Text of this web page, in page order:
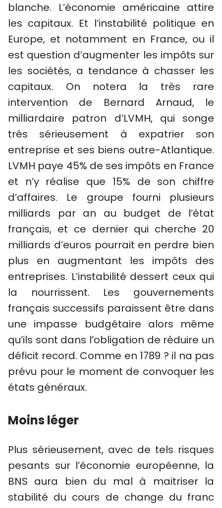
blanche. L’économie américaine attire
les capitaux. Et l’instabilité politique en
Europe, et notamment en France, ou il
est question d’augmenter les impôts sur
les sociétés, a tendance à chasser les
capitaux. On notera la très rare
intervention de Bernard Arnaud, le
milliardaire patron d’LVMH, qui songe
très sérieusement à expatrier son
entreprise et ses biens outre-Atlantique.
LVMH paye 45% de ses impôts en France
et n’y réalise que 15% de son chiffre
d’affaires. Le groupe fourni plusieurs
milliards par an au budget de l’état
français, et ce dernier qui cherche 20
milliards d’euros pourrait en perdre bien
plus en augmentant les impôts des
entreprises. L’instabilité dessert ceux qui
la nourrissent. Les gouvernements
français successifs paraissent être dans
une impasse budgétaire alors même
qu’ils sont dans l’obligation de réduire un
déficit record. Comme en 1789 ? il na pas
prévu pour le moment de convoquer les
états généraux.
Moins léger
Plus sérieusement, avec de tels risques
pesants sur l’économie européenne, la
BNS aura bien du mal à maitriser la
stabilité du cours de change du franc